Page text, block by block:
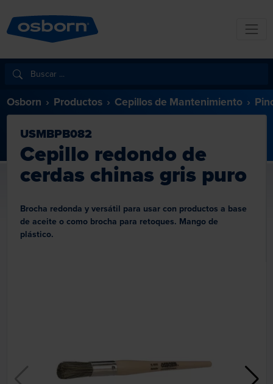
Osborn Productos Cepillos de Mantenimiento
USMBPB082
Cepillo redondo de
cerdas chinas gris puro
Brocha redonda y versátil para usar con productos a base
de aceite o como brocha para retoques. Mango de
plástico.